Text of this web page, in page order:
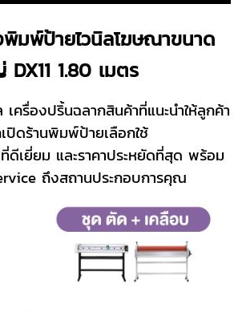
พิมพ์ป้ายไวนิลโฆษณาขนาด
DX11 1.80 เมตร
ครื่องปริ้นฉลากสินค้าที่แนะนำให้ลูกค้า
ปิดร้านพิมพ์ป้ายเลือกใช้
เยี่ยม และราคาประหยัดที่สุด พร้อม
ถึงสถานประกอบการคุณ